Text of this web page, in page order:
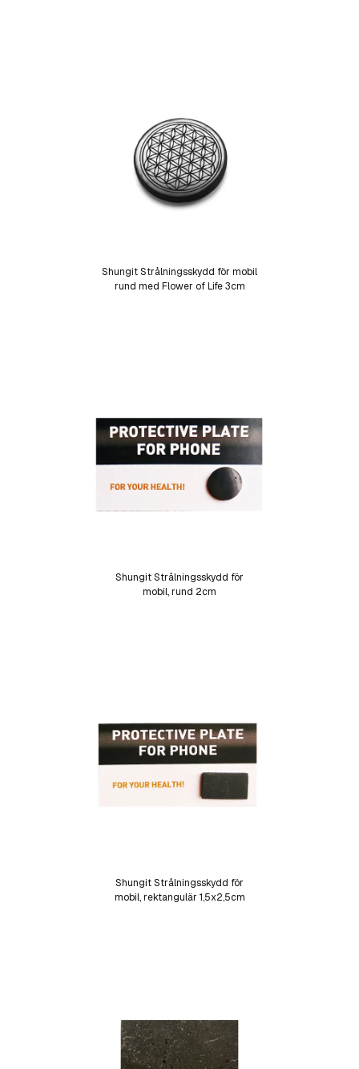
Shungit Strålningsskydd för mobil
rund med Flower of Life 3cm
Shungit Strålningsskydd för
mobil, rund 2cm
Shungit Strålningsskydd för
mobil, rektangulär 1,5x2,5cm